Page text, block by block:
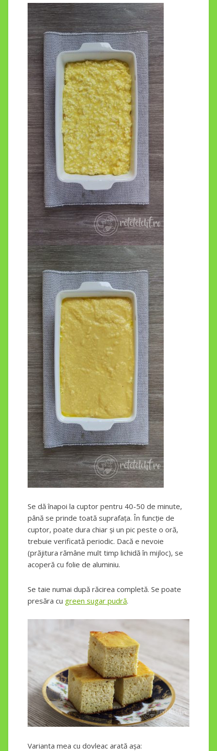
Se dă înapoi la cuptor pentru 40-50 de minute,
până se prinde toată suprafața. În funcție de
cuptor, poate dura chiar și un pic peste o oră,
trebuie verificată periodic. Dacă e nevoie
(prăjitura rămâne mult timp lichidă în mijloc), se
acoperă cu folie de aluminiu.
Se taie numai după răcirea completă. Se poate
presăra cu green sugar pudră.
Varianta mea cu dovleac arată așa: